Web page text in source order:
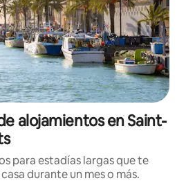
alojamientos en Saint-
para estadías largas que te
durante un mes o más.